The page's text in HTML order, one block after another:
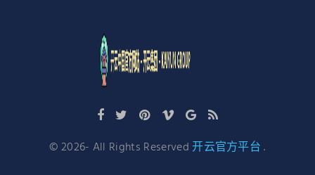
©2026- All Rights Reserved开云官方平台.